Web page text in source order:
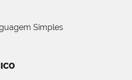
Simples